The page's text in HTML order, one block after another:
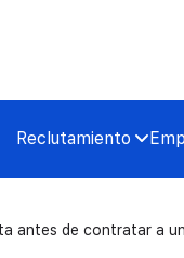
Reclutamiento
antes de contratar a